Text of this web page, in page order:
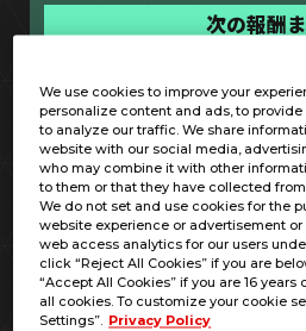
次の報酬
達成時の追
報酬内容
PL記章WR(クェス)
プレミアムVEブースターチ
We use cookies to improve your
personalize content and ads, to
to analyze our traffic. We share
website with our social media,
who may combine it with other
to them or that they have collected
We do not set and use cookies for the
website experience or advertisement
web access analytics for our users
click “Reject All Cookies” if you are
“Accept All Cookies” if you are 16
all cookies. To customize your cookie
Settings”. Privacy Policy